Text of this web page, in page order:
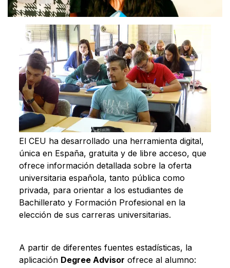
El CEU ha desarrollado una herramienta digital,
única en España, gratuita y de libre acceso, que
ofrece información detallada sobre la oferta
universitaria española, tanto pública como
privada, para orientar a los estudiantes de
Bachillerato y Formación Profesional en la
elección de sus carreras universitarias.
A partir de diferentes fuentes estadísticas, la
aplicación Degree Advisor ofrece al alumno: